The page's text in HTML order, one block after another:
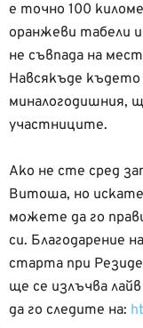
е точно 100
оранжеви табели
не съвпада на
Навсякъде
миналогодишния,
участниците.
Ако не сте сред
Витоша, но искате
можете да го
си. Благодарение
старта при
ще се излъчва
да го следите на: